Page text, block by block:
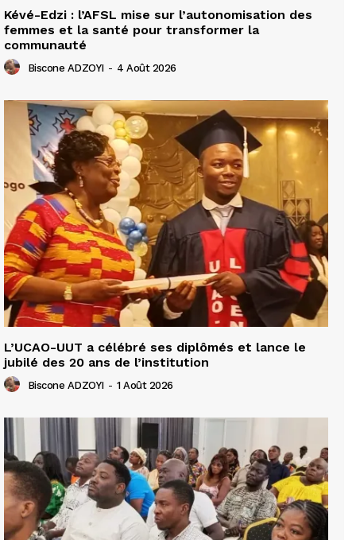
Kévé-Edzi : l’AFSL mise sur l’autonomisation des
femmes et la santé pour transformer la
communauté
Biscone ADZOYI - 4 Août 2026
L’UCAO-UUT a célébré ses diplômés et lance le
jubilé des 20 ans de l’institution
Biscone ADZOYI - 1 Août 2026